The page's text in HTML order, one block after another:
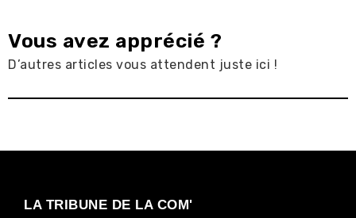
Vous avez apprécié ?
D’autres articles vous attendent juste ici !
LA TRIBUNE DE LA COM'